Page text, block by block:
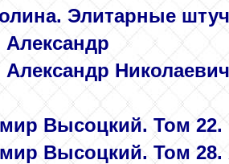
Элитарные
Александр
Александр
Высоцкий. Том 22.
Высоцкий. Том 28.